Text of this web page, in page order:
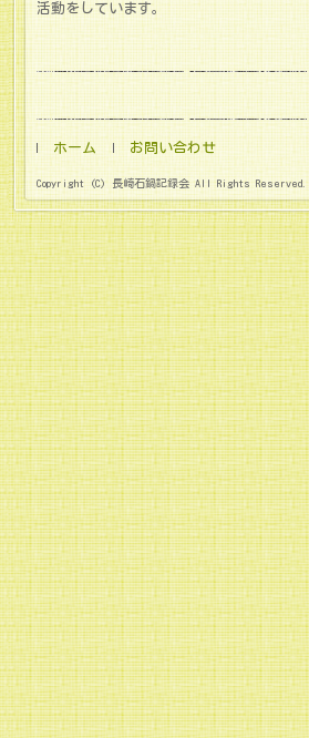
活動をしています。
ホーム お問い合わせ
Copyright (C) 長崎石鍋記録会 All Rights Reserved.